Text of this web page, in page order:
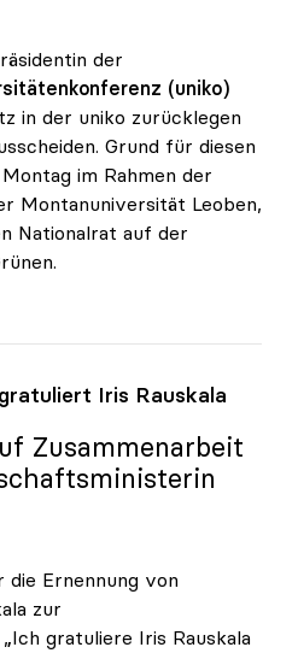
der
(uniko)
in der uniko zurücklegen
Grund für diesen
im Rahmen der
Montanuniversität Leoben,
Nationalrat auf der
Vorsitz mit 1. Juli
Iris Rauskala
Zusammenarbeit
Ernennung von
zur
gratuliere Iris Rauskala